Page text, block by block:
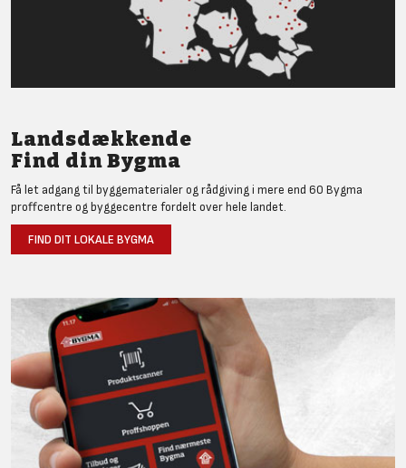
Landsdækkende
Find din Bygma
Få let adgang til byggematerialer og rådgiving i mere end 60 Bygma
proffcentre og byggecentre fordelt over hele landet.
FIND DIT LOKALE BYGMA